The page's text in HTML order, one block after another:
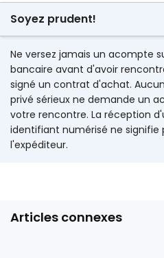
Soyez prudent!
Ne versez jamais un acompte
bancaire avant d'avoir
signé un contrat d'achat.
privé sérieux ne demande un
votre rencontre. La réception
identifiant numérisé ne signifie
l'expéditeur.
Articles connexes